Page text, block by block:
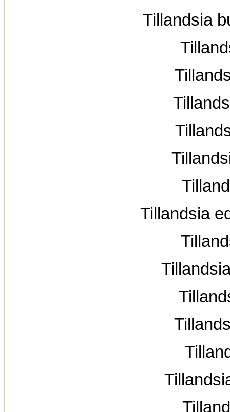
Tillandsia
Tillandsia